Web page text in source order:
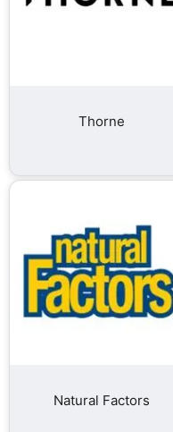
Thorne
Natural Factors